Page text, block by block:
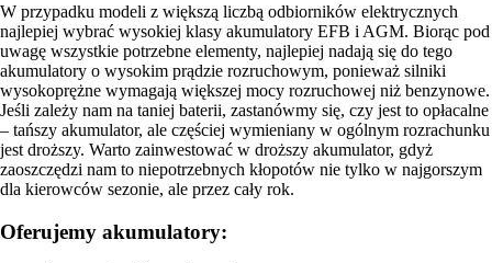
W przypadku modeli z większą liczbą odbiorników elektrycznych
najlepiej wybrać wysokiej klasy akumulatory EFB i AGM. Biorąc pod
uwagę wszystkie potrzebne elementy, najlepiej nadają się do tego
akumulatory o wysokim prądzie rozruchowym, ponieważ silniki
wysokoprężne wymagają większej mocy rozruchowej niż benzynowe.
Jeśli zależy nam na taniej baterii, zastanówmy się, czy jest to opłacalne
– tańszy akumulator, ale częściej wymieniany w ogólnym rozrachunku
jest droższy. Warto zainwestować w droższy akumulator, gdyż
zaoszczędzi nam to niepotrzebnych kłopotów nie tylko w najgorszym
dla kierowców sezonie, ale przez cały rok.
Oferujemy akumulatory: